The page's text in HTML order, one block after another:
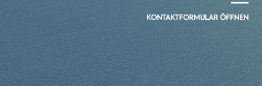
KONTAKTFORMULAR ÖFFNEN